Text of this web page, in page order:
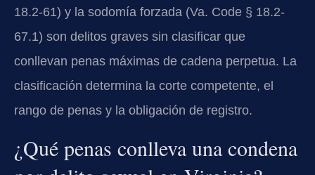
18.2-61) y la sodomía forzada (Va. Code § 18.2-
67.1) son delitos graves sin clasificar que
conllevan penas máximas de cadena perpetua. La
clasificación determina la corte competente, el
rango de penas y la obligación de registro.
¿Qué penas conlleva una condena